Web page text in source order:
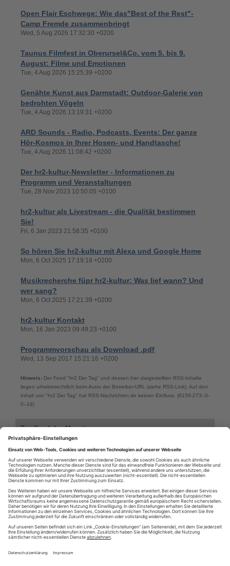
Open Flair Eschwege: Wie das"Best of the Rest"-
Camp Fremde zusammenbringt
Wed, 5 Aug 2026 17:32:30 +0200
Taunus Filmfest in Oberursel&Co. vom 5. bis 9.
August: Filme und Emotionen
Tue, 4 Aug 2026 15:25:39 +0200
Genähte Kunst aus Darmstadt: Outdoor-Galerie von
bedrohten Vögeln
Tue, 4 Aug 2026 13:19:31 +0200
ARD Sounds - Radio, Podcasts, Events: Der ganze
Hör-Kosmos in Ihrer Hosen- und Handtasche!
Tue, 4 Aug 2026 11:08:42 +0200
Der hr2-kultur-Newsletter - Informationen zu
Programm und Veranstaltungen
Tue, 28 Nov 2023 10:50:05 +0100
hr2-kultur als Livestream - die Qualität bestimmen
Sie!
Fri, 6 Jan 2023 21:58:35 +0100
So hören Sie hr2-kultur mit Alexa und Google Home
Mon, 6 Oct 2025 17:19:18 +0200
Musikrecherche füpr hr2-kultur: Was lief wann? Und
wer sang?
Mon, 6 Oct 2025 17:21:39 +0200
hr2-kultur Kontakt
Mon, 16 Jan 2023 09:49:23 +0100
Programmvorschau als Download .pdf
Wed, 13 Sep 2017 15:21:16 +0200
Hinweis: Der Feed "hr2 Der Tag" und dessen hier dargestellten RSS-Inhalte
liegen urheberrechtlich beim Autor der Betreiber-URL (siehe RSS-Link). Auf den
Inhalt von "hr2 Der Tag" hat RSS-Nachrichten.de keinen Einfluss. (6156-273--0-
0--19)
Top-Feed des Monats
Top-Feeds des Monats aus der Kategorie: Radio
radioeins - Hörbar Rust, www.radioeins.de
hr2 Der Tag
radioeins Medienmagazin, www.radioeins.de